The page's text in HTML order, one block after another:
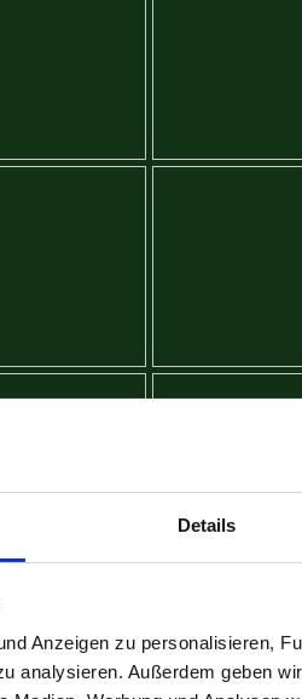
Details
Anzeigen zu personalisieren,
analysieren. Außerdem geben